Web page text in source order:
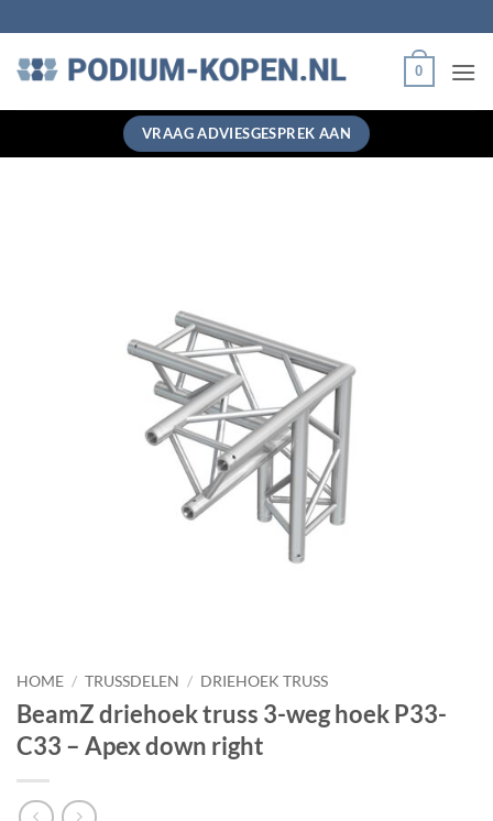
naar
inhoud
0
VRAAG ADVIESGESPREK AAN
HOME / TRUSSDELEN / DRIEHOEK TRUSS
BeamZ driehoek truss 3-weg hoek P33-
C33 – Apex down right